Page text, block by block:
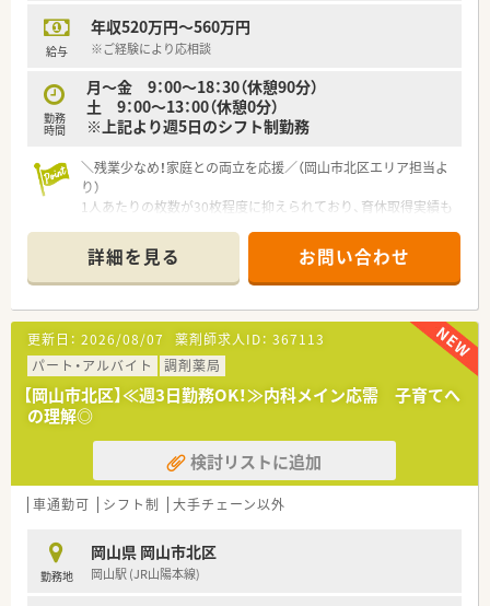
■処方箋受付は午後には落ち着きます。
■岡山県・鳥取県に3店舗展開されているチェーン調剤薬局で
す。
■隣接病院と近隣クリニックがメイン応需先となります。
向上を目的として、研修制度の充実と支援を行っています。
給与
年収520万円～560万円
※ご経験により応相談
勤務
時間
月～金 9：00～18：30（休憩90分）
土 9：00～13：00（休憩0分）
※上記より週5日のシフト制勤務
＼残業少なめ！家庭との両立を応援／（岡山市北区エリア担当よ
り）
1人あたりの枚数が30枚程度に抑えられており、育休取得実績も
ける環境が整っています。
【店舗情報と応需状況について】
■岡山駅から車で16分程度の場所に位置しており、内科メイン
の処方箋を応需している地域密着型の店舗です。
■1人あたりの処方箋枚数は1日30枚程度とゆとりがあり、一人
ひとりの患者様と丁寧に向き合える環境です。
■内科医院からの処方箋がメインのため、幅広い疾患への対応力
が身につき、薬理学的な知識も深く追求できます。
【募集背景と求める人物像について】
■今回は欠員補充と定年退職に伴う募集であり、店舗を長期間に
わたって盛り上げてくださる方を求めています。
■対人業務に肯定的な考えを持ち、周囲とのチームワークを大切
■常に自発的な姿勢で業務に取り組、地域住民の健康を支えるた
めに自ら行動できる薬剤師の方を募集します。
詳細を見る お問い合わせ
更新日： 2026/08/07 薬剤師求人ID： 367113
パート・アルバイト
調剤薬局
【岡山市北区】≪週3日勤務OK！≫内科メイン応需 子育てへ
の理解◎
検討リストに追加
車通勤可 シフト制 大手チェーン以外
勤務地
岡山県 岡山市北区
岡山駅 (JR山陽本線)